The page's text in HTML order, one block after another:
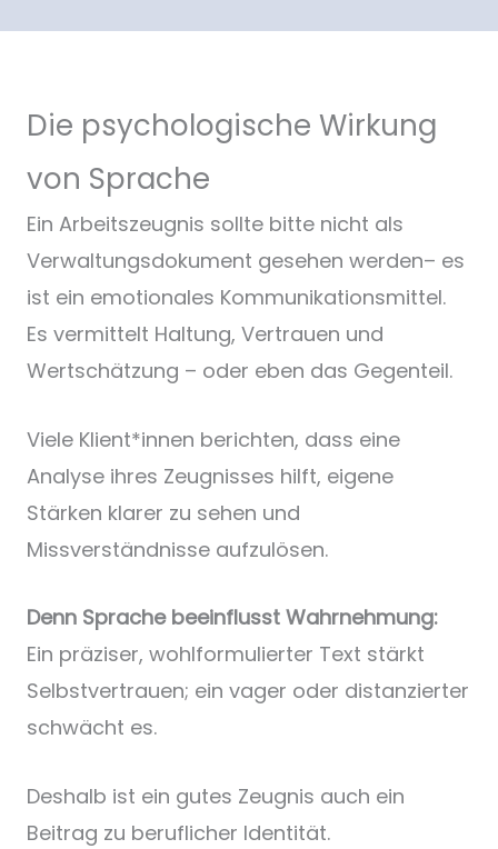
Die psychologische Wirkung
von Sprache
Ein Arbeitszeugnis sollte bitte nicht als
Verwaltungsdokument gesehen werden– es
ist ein emotionales Kommunikationsmittel.
Es vermittelt Haltung, Vertrauen und
Wertschätzung – oder eben das Gegenteil.
Viele Klient*innen berichten, dass eine
Analyse ihres Zeugnisses hilft, eigene
Stärken klarer zu sehen und
Missverständnisse aufzulösen.
Denn Sprache beeinflusst Wahrnehmung:
Ein präziser, wohlformulierter Text stärkt
Selbstvertrauen; ein vager oder distanzierter
schwächt es.
Deshalb ist ein gutes Zeugnis auch ein
Beitrag zu beruflicher Identität.